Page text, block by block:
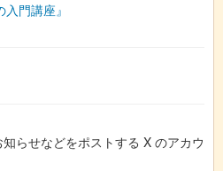
門講座』
らせなどをポストする X のアカウ